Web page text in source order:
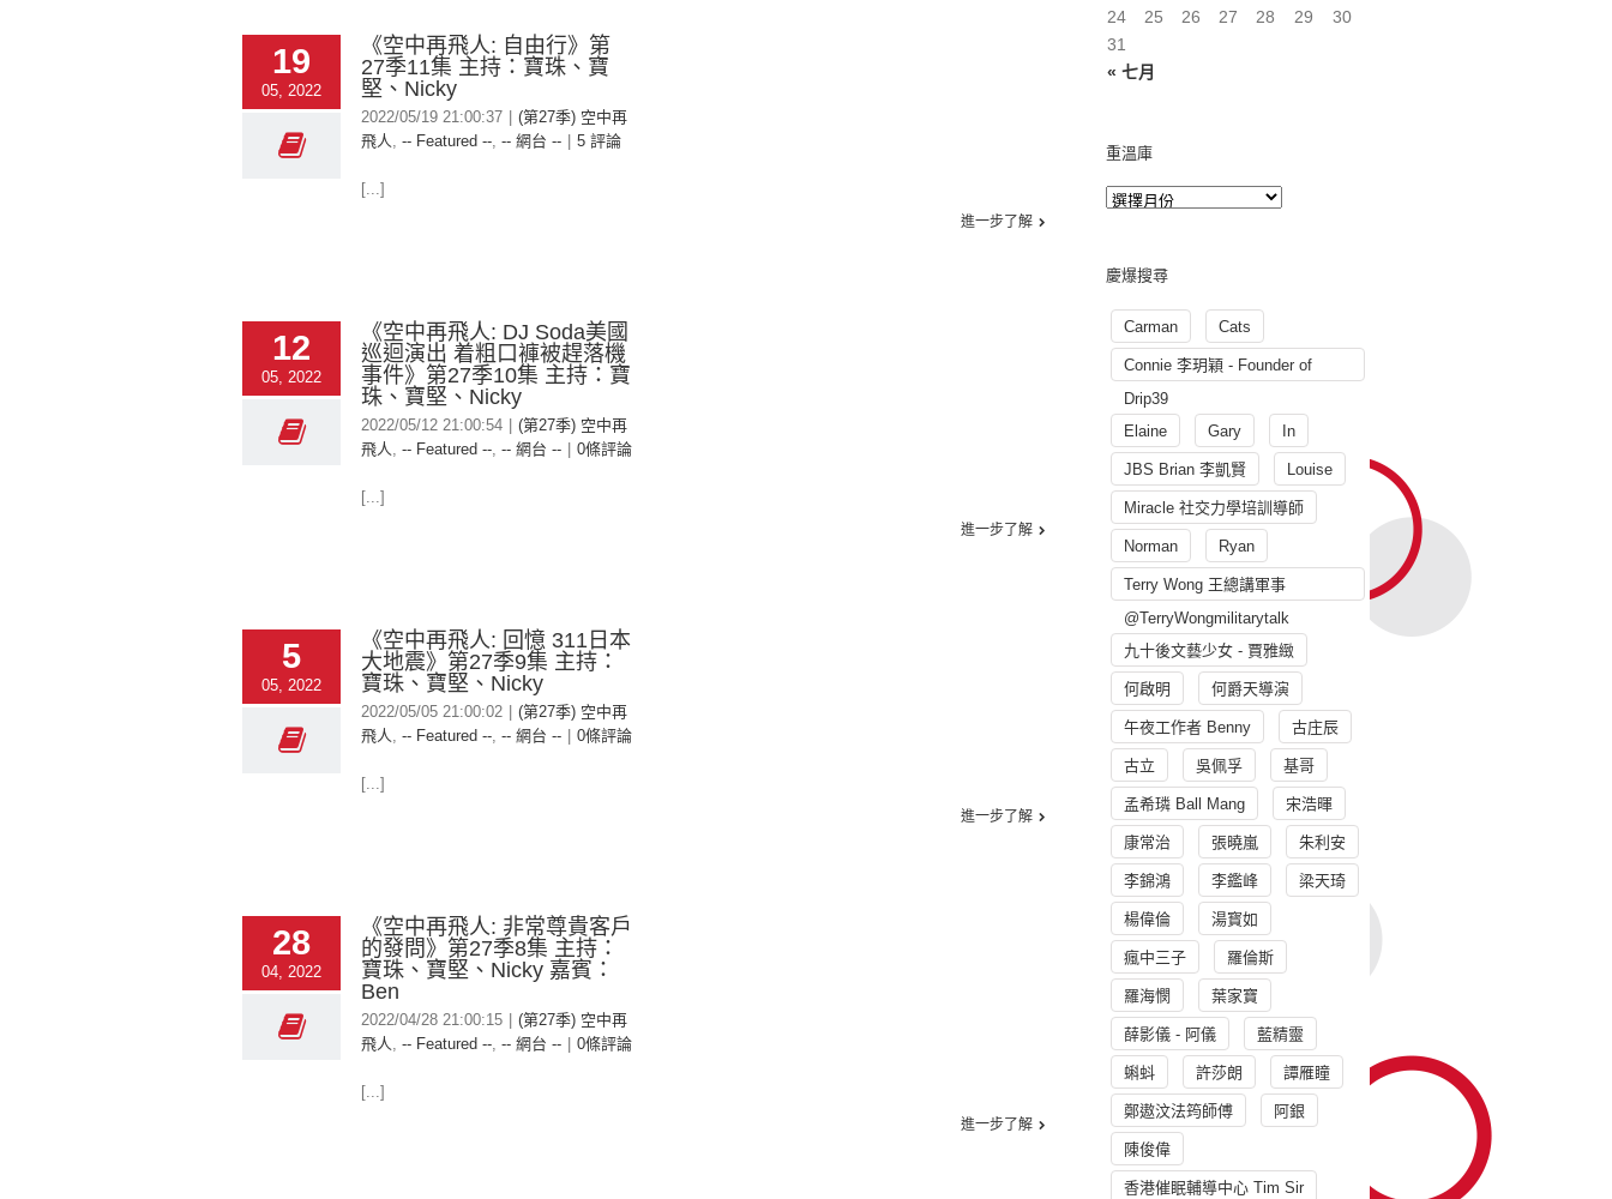
19
05, 2022
《空中再飛人: 自由行》第
27季11集 主持：寶珠、寶
堅、Nicky
2022/05/19 21:00:37
(第27季) 空中再
飛人, -- Featured --, -- 網台 -- 5 評論
[...]
進一步了解
12
05, 2022
《空中再飛人: DJ Soda美國
巡迴演出 着粗口褲被趕落機
事件》第27季10集 主持：寶
珠、寶堅、Nicky
2022/05/12 21:00:54
(第27季) 空中再
飛人, -- Featured --, -- 網台 -- 0條評論
[...]
進一步了解
5
05, 2022
《空中再飛人: 回憶 311日本
大地震》第27季9集 主持：
寶珠、寶堅、Nicky
2022/05/05 21:00:02
(第27季) 空中再
飛人, -- Featured --, -- 網台 -- 0條評論
[...]
進一步了解
28
04, 2022
《空中再飛人: 非常尊貴客戶
的發問》第27季8集 主持：
寶珠、寶堅、Nicky 嘉賓：
Ben
2022/04/28 21:00:15
(第27季) 空中再
飛人, -- Featured --, -- 網台 -- 0條評論
[...]
進一步了解
« 七月
24
25 26 27 28 29
30
31
重溫庫
慶爆搜尋
Carman Cats
Connie 李玥穎 - Founder of
Drip39
Elaine
Gary In
JBS Brian 李凱賢 Louise
Miracle 社交力學培訓導師
Norman Ryan
Terry Wong 王總講軍事
@TerryWongmilitarytalk
九十後文藝少女 - 賈雅緻
何啟明 何爵天導演
午夜工作者 Benny 古庄辰
古立 吳佩孚 基哥
孟希璘 Ball Mang 宋浩暉
康常治 張曉嵐 朱利安
李錦鴻 李鑑峰 梁天琦
楊偉倫 湯寳如
瘋中三子 羅倫斯
羅海憫 葉家寶
薛影儀 - 阿儀 藍精靈
蝌蚪 許莎朗 譚雁瞳
鄭遨汶法筠師傅 阿銀
陳俊偉
香港催眠輔導中心 Tim Sir